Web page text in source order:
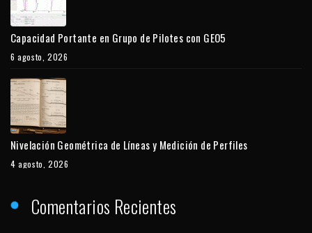
Capacidad Portante en Grupo de Pilotes con GEO5
6 agosto, 2026
Nivelación Geométrica de Líneas y Medición de Perfiles
4 agosto, 2026
Comentarios Recientes